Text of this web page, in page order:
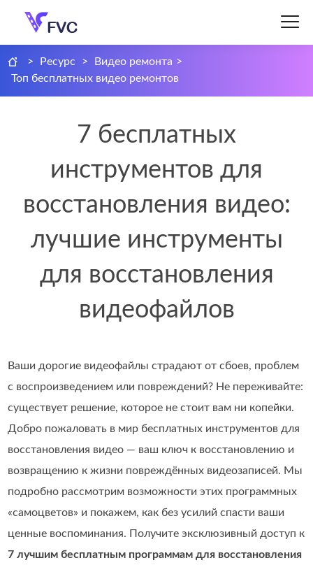
> Ресурс > Видео ремонта >
Топ бесплатных видео ремонтов
7 бесплатных
инструментов для
восстановления видео:
лучшие инструменты
для восстановления
видеофайлов
Ваши дорогие видеофайлы страдают от сбоев, проблем
с воспроизведением или повреждений? Не переживайте:
существует решение, которое не стоит вам ни копейки.
Добро пожаловать в мир бесплатных инструментов для
восстановления видео — ваш ключ к восстановлению и
возвращению к жизни повреждённых видеозаписей. Мы
подробно рассмотрим возможности этих программных
«самоцветов» и покажем, как без усилий спасти ваши
ценные воспоминания. Получите эксклюзивный доступ к
7 лучшим бесплатным программам для восстановления